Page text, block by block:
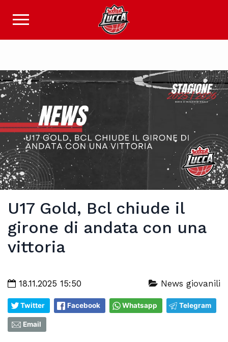
U17 Gold, Bcl chiude il
girone di andata con una
vittoria
18.11.2025 15:50 News giovanili
Twitter Facebook Whatsapp Telegram
Email